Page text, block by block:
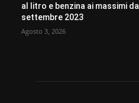
al litro e benzina ai massimi da
settembre 2023
Agosto 3, 2026